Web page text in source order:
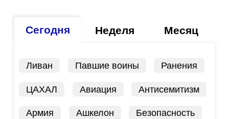
Сегодня Неделя Месяц
Ливан Павшие воины Ранения
ЦАХАЛ Авиация Антисемитизм
Армия Ашкелон Безопасность